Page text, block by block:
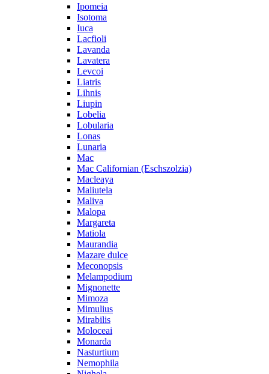
Ipomeia
Isotoma
Iuca
Lacfioli
Lavanda
Lavatera
Levcoi
Liatris
Lihnis
Liupin
Lobelia
Lobularia
Lonas
Lunaria
Mac
Mac Californian (Eschszolzia)
Macleaya
Maliutela
Maliva
Malopa
Margareta
Matiola
Maurandia
Mazare dulce
Meconopsis
Melampodium
Mignonette
Mimoza
Mimulius
Mirabilis
Moloceai
Monarda
Nasturtium
Nemophila